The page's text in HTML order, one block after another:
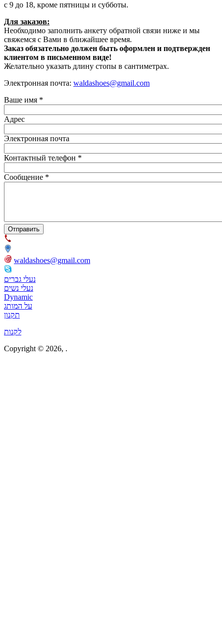
с 9 до 18, кроме пятницы и субботы.
Для заказов:
Необходимо заполнить анкету обратной связи ниже и мы
свяжемся с Вами в ближайшее время.
Заказ обязательно должен быть оформлен и подтвержден
клиентом в письменном виде!
Желательно указать длину стопы в сантиметрах.
Электронная почта: waldashoes@gmail.com
Ваше имя *
Адрес
Электронная почта
Контактный телефон *
Сообщение *
waldashoes@gmail.com
נעלי גברים
נעלי נשים
Dynamic
על המותג
תקנון
לקנות
Copyright © 2026, .